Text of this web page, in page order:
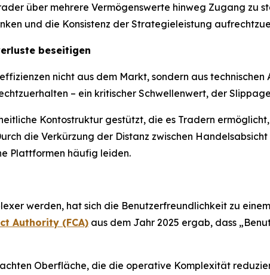
über mehrere Vermögenswerte hinweg Zugang zu
und die Konsistenz der Strategieleistung
beseitigen
nicht aus dem Markt, sondern aus
– ein kritischer Schwellenwert, der
Kontostruktur gestützt, die es Tradern
die Verkürzung der Distanz zwischen
Plattformen häufig leiden.
werden, hat sich die Benutzerfreundlichkeit zu
Authority (FCA) aus dem Jahr 2025 ergab, dass
Oberfläche, die die operative Komplexität